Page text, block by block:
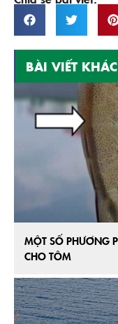
BÀI VIẾT KHÁC
MỘT SỐ PHƯƠNG
CHO TÔM